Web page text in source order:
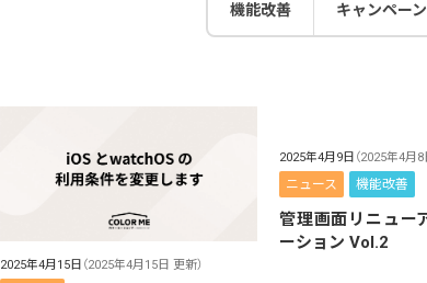
複数店舗との連携
機能改善 キャンペーン
2025年4月15日 （2025年4月15日 更新）
2025年4月9日 （2025年4月8
ニュース 機能改善
管理画面リニュー
ーション Vol.2